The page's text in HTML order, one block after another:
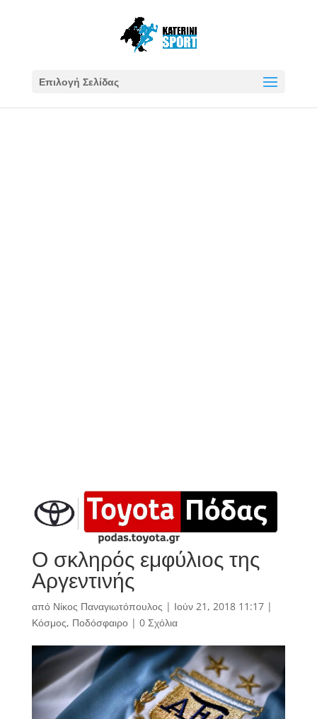
Επιλογή Σελίδας
Ο σκληρός εμφύλιος της
Αργεντινής
από Νίκος Παναγιωτόπουλος | Ιούν 21, 2018 11:17|
Κόσμος, Ποδόσφαιρο| 0 Σχόλια